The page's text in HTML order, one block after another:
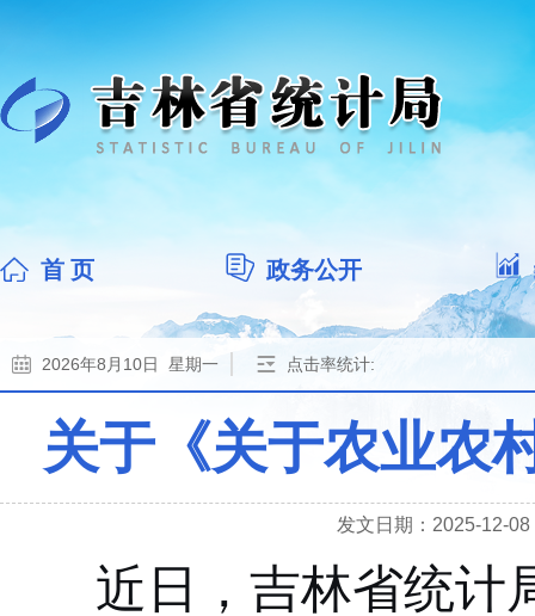
首 页 政务公开
2026年8月10日 星期一 点击率统计:
关于《关于农业农
发文日期：2025-12-08
近日，吉林省统计